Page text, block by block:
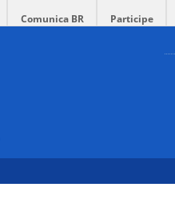
Comunica BR Participe